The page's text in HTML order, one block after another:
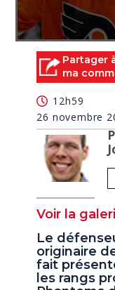
seconds Partager
ma
12h59
26 novembre
Voir la
Le
originaire
fait
les rangs